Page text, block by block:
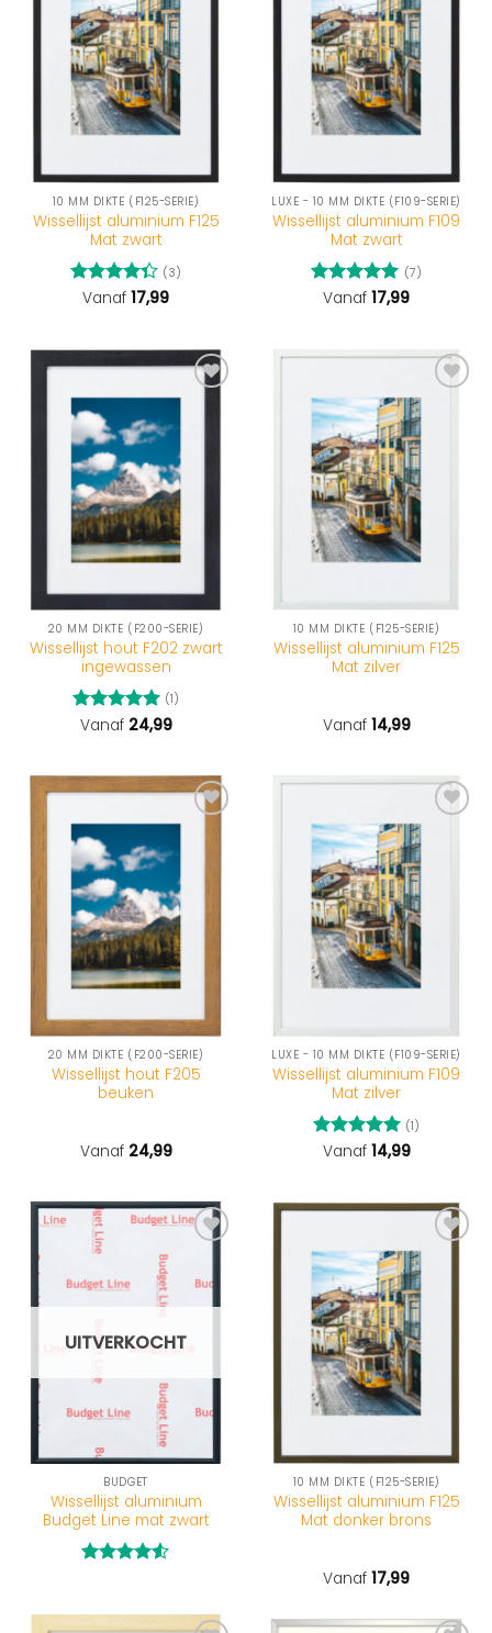
10 MM DIKTE (F125-SERIE)
Wissellijst aluminium F125
Mat zwart
Gewaardeerd
(3)
Vanaf 17,99
LUXE - 10 MM DIKTE (F109-SERIE)
Wissellijst aluminium F109
Mat zwart
Gewaardeerd
(7)
Vanaf 17,99
20 MM DIKTE (F200-SERIE)
Wissellijst hout F202 zwart
ingewassen
Gewaardeerd
(1)
Vanaf 24,99
10 MM DIKTE (F125-SERIE)
Wissellijst aluminium F125
Mat zilver
Vanaf 14,99
20 MM DIKTE (F200-SERIE)
Wissellijst hout F205
beuken
Vanaf 24,99
LUXE - 10 MM DIKTE (F109-SERIE)
Wissellijst aluminium F109
Mat zilver
Gewaardeerd
(1)
Vanaf 14,99
UITVERKOCHT
BUDGET
Wissellijst aluminium
Budget Line mat zwart
10 MM DIKTE (F125-SERIE)
Wissellijst aluminium F125
Mat donker brons
Vanaf 17,99